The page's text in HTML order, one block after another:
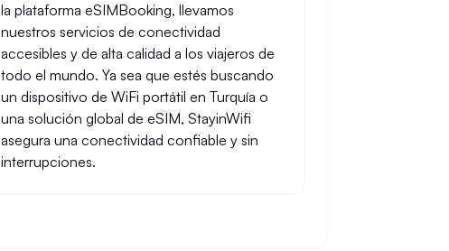
la plataforma eSIMBooking, llevamos
nuestros servicios de conectividad
accesibles y de alta calidad a los viajeros de
todo el mundo. Ya sea que estés buscando
un dispositivo de WiFi portátil en Turquía o
una solución global de eSIM, StayinWifi
asegura una conectividad confiable y sin
interrupciones.